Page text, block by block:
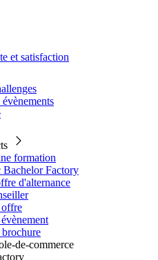
et satisfaction
formation
Bachelor Factory
d'alternance
offre